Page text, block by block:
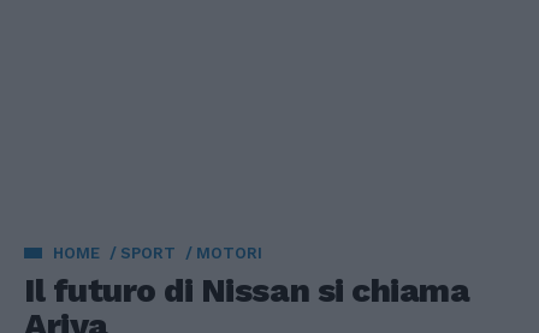
HOME SPORT MOTORI
Il futuro di Nissan si chiama